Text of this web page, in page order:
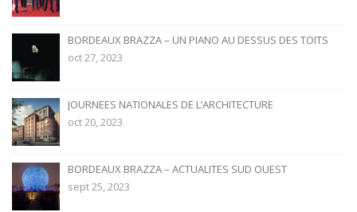
BORDEAUX BRAZZA – UN PIANO AU DESSUS DES TOITS
oct 27, 2023
JOURNEES NATIONALES DE L’ARCHITECTURE
oct 20, 2023
BORDEAUX BRAZZA – ACTUALITES SUD OUEST
sept 25, 2023